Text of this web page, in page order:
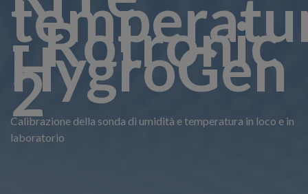
- Rotronic
HygroGen
2
Calibrazione della sonda di umidità e temperatura in loco e in
laboratorio